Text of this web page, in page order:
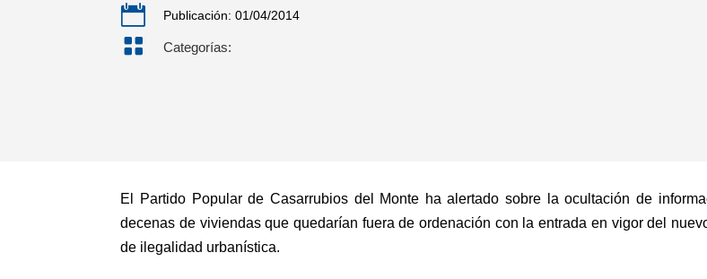
 Publicación: 01/04/2014
 Categorías:
El Partido Popular de Casarrubios del Monte ha alertado sobre la ocultación de
decenas de viviendas que quedarían fuera de ordenación con la entrada en vigor del
de ilegalidad urbanística.